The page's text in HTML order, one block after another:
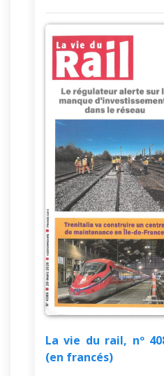
La vie du rail, nº
(en francés)